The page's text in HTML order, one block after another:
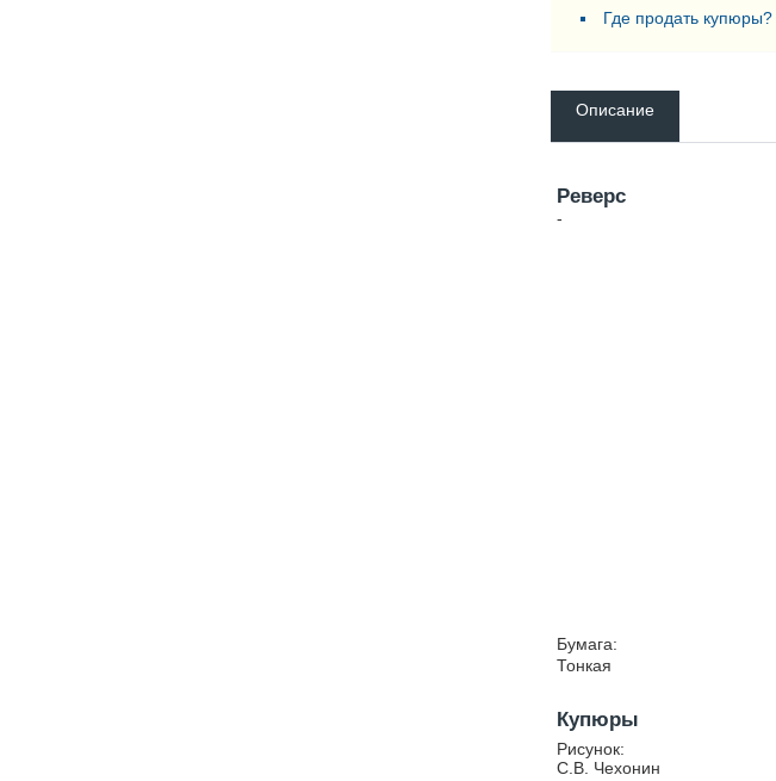
Где продать купюры?
Описание
Реверс
-
Бумага:
Тонкая
Купюры
Рисунок:
С.В. Чехонин